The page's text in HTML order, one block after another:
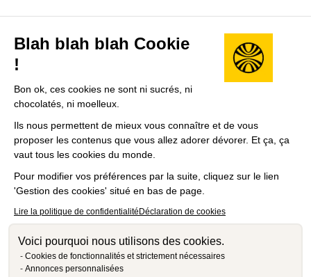
Blah blah blah Cookie
!
Bon ok, ces cookies ne sont ni sucrés, ni
chocolatés, ni moelleux.
Ils nous permettent de mieux vous connaître et de vous
proposer les contenus que vous allez adorer dévorer. Et ça, ça
vaut tous les cookies du monde.
Pour modifier vos préférences par la suite, cliquez sur le lien
'Gestion des cookies' situé en bas de page.
Lire la politique de confidentialitéDéclaration de cookies
Voici pourquoi nous utilisons des cookies.
Cookies de fonctionnalités et strictement nécessaires
Annonces personnalisées